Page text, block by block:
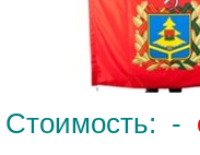
Стоимость: -